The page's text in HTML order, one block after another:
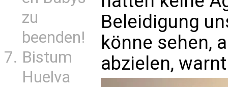
zu
beenden!
Bistum
Huelva
Beleidigung
könne sehen,
abzielen,